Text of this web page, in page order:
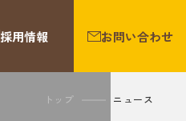
採用情報 お問い合わせ
トップ ニュース